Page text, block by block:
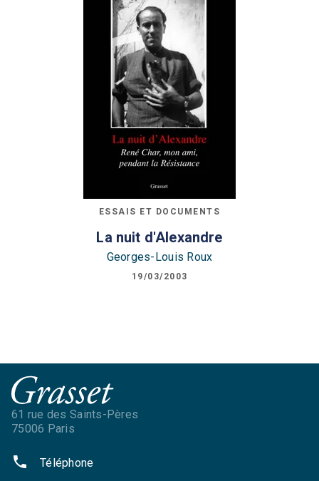
ESSAIS ET DOCUMENTS
La nuit d'Alexandre
Georges-Louis Roux
19/03/2003
61 rue des Saints-Pères
75006 Paris
phone Téléphone